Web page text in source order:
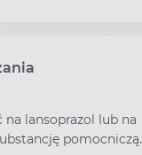
na lansoprazol lub na
pomocniczą.